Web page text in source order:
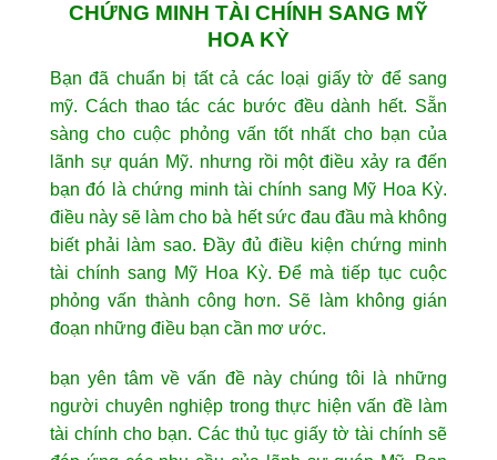
CHỨNG MINH TÀI CHÍNH SANG MỸ
HOA KỲ
Bạn đã chuẩn bị tất cả các loại giấy tờ để sang
mỹ. Cách thao tác các bước đều dành hết. Sẵn
sàng cho cuộc phỏng vấn tốt nhất cho bạn của
lãnh sự quán Mỹ. nhưng rồi một điều xảy ra đến
bạn đó là chứng minh tài chính sang Mỹ Hoa Kỳ.
điều này sẽ làm cho bà hết sức đau đầu mà không
biết phải làm sao. Đầy đủ điều kiện chứng minh
tài chính sang Mỹ Hoa Kỳ. Để mà tiếp tục cuộc
phỏng vấn thành công hơn. Sẽ làm không gián
đoạn những điều bạn cần mơ ước.
bạn yên tâm về vấn đề này chúng tôi là những
người chuyên nghiệp trong thực hiện vấn đề làm
tài chính cho bạn. Các thủ tục giấy tờ tài chính sẽ